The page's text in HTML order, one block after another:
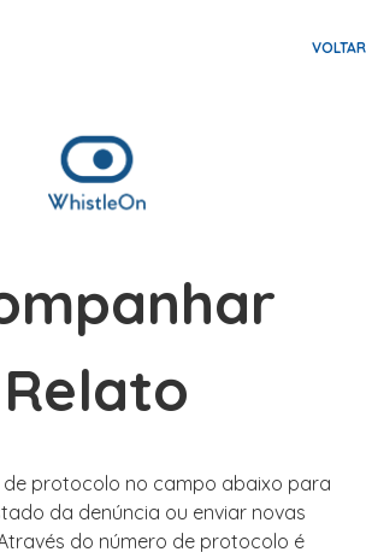
VOLTAR
Relato
de protocolo no campo abaixo para
da denúncia ou enviar novas
do número de protocolo é